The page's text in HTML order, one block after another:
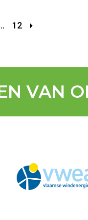
12
VAN